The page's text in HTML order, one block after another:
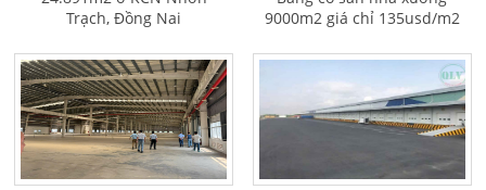
Trạch, Đồng Nai
9000m2 giá chỉ 135usd/m2